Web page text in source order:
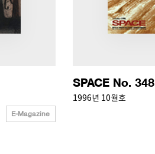
E-Magazine
SPACE No. 348
1996년 10월호